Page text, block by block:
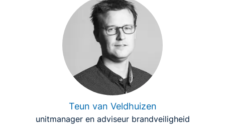
Teun van Veldhuizen
unitmanager en adviseur brandveiligheid